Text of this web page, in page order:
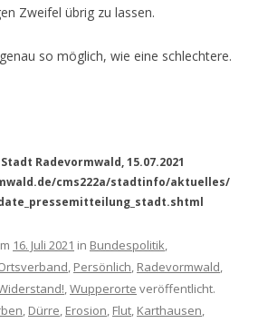
Zweifel übrig zu lassen.
so möglich, wie eine schlechtere.
Radevormwald, 15.07.2021
cms222a/stadtinfo/aktuelles/
16. Juli 2021 in Bundespolitik,
, Persönlich, Radevormwald,
,Wupperorte veröffentlicht.
, Dürre, Erosion, Flut, Karthausen,